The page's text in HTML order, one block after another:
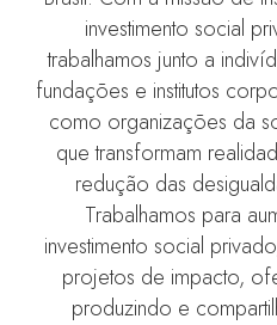
investimento social
trabalhamos junto a
fundações e institutos
como organizações da
que transformam
redução das
Trabalhamos para
investimento social
projetos de impacto,
produzindo e